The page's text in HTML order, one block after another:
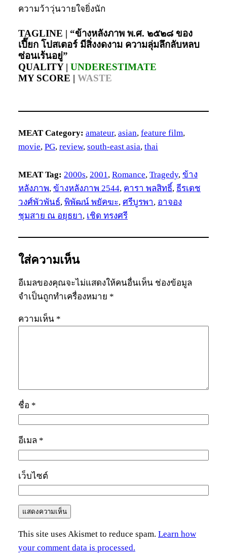
ความว้าวุ่นวายใจยิ่งนัก
TAGLINE | “ข้างหลังภาพ พ.ศ. ๒๕๒๘ ของ
เปี๊ยก โปสเตอร์ มีสิ่งงดงาม ความลุ่มลึกลับหลบ
ซ่อนเร้นอยู่”
QUALITY | UNDERESTIMATE
MY SCORE | WASTE
MEAT Category: amateur, asian, feature film
movie, PG, review, south-east asia, thai
MEAT Tag: 2000s, 2001, Romance, Tragedy, ข้าง
หลังภาพ, ข้างหลังภาพ 2544, คารา พลสิทธิ์, ธีรเดช
วงศ์พัวพันธ์, พิพัฒน์ พยัคฆะ, ศรีบูรพา, อาจอง
ชุมสาย ณ อยุธยา, เชิด ทรงศรี
ใส่ความเห็น
อีเมลของคุณจะไม่แสดงให้คนอื่นเห็น ช่องข้อมูล
จำเป็นถูกทำเครื่องหมาย *
ความเห็น *
ชื่อ *
อีเมล *
เว็บไซต์
This site uses Akismet to reduce spam. Learn how
your comment data is processed.